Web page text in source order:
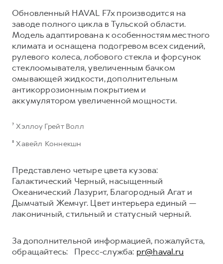
Обновленный HAVAL F7x производится на
заводе полного цикла в Тульской области.
Модель адаптирована к особенностям местного
климата и оснащена подогревом всех сидений,
рулевого колеса, лобового стекла и форсунок
стеклоомывателя, увеличенным бачком
омывающей жидкости, дополнительным
антикоррозионным покрытием и
аккумулятором увеличенной мощности.
⁷ Хэллоу Грейт Волл
⁸ Хавейл Коннекшн
Представлено четыре цвета кузова:
Галактический Черный, насыщенный
Океанический Лазурит, Благородный Агат и
Дымчатый Жемчуг. Цвет интерьера единый —
лаконичный, стильный и статусный черный.
За дополнительной информацией, пожалуйста,
обращайтесь: Пресс-служба: pr@haval.ru